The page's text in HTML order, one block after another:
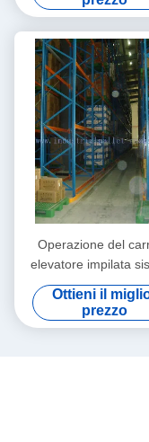
molto
Operazione del
elevatore impilata
resistente stretto di
del pallet della
laterale
Ottieni il
prezzo